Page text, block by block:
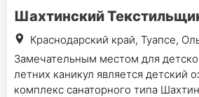
Шахтинский
Краснодарский край, Туапсе,
Замечательным местом для
летних каникул является детский
комплекс санаторного типа